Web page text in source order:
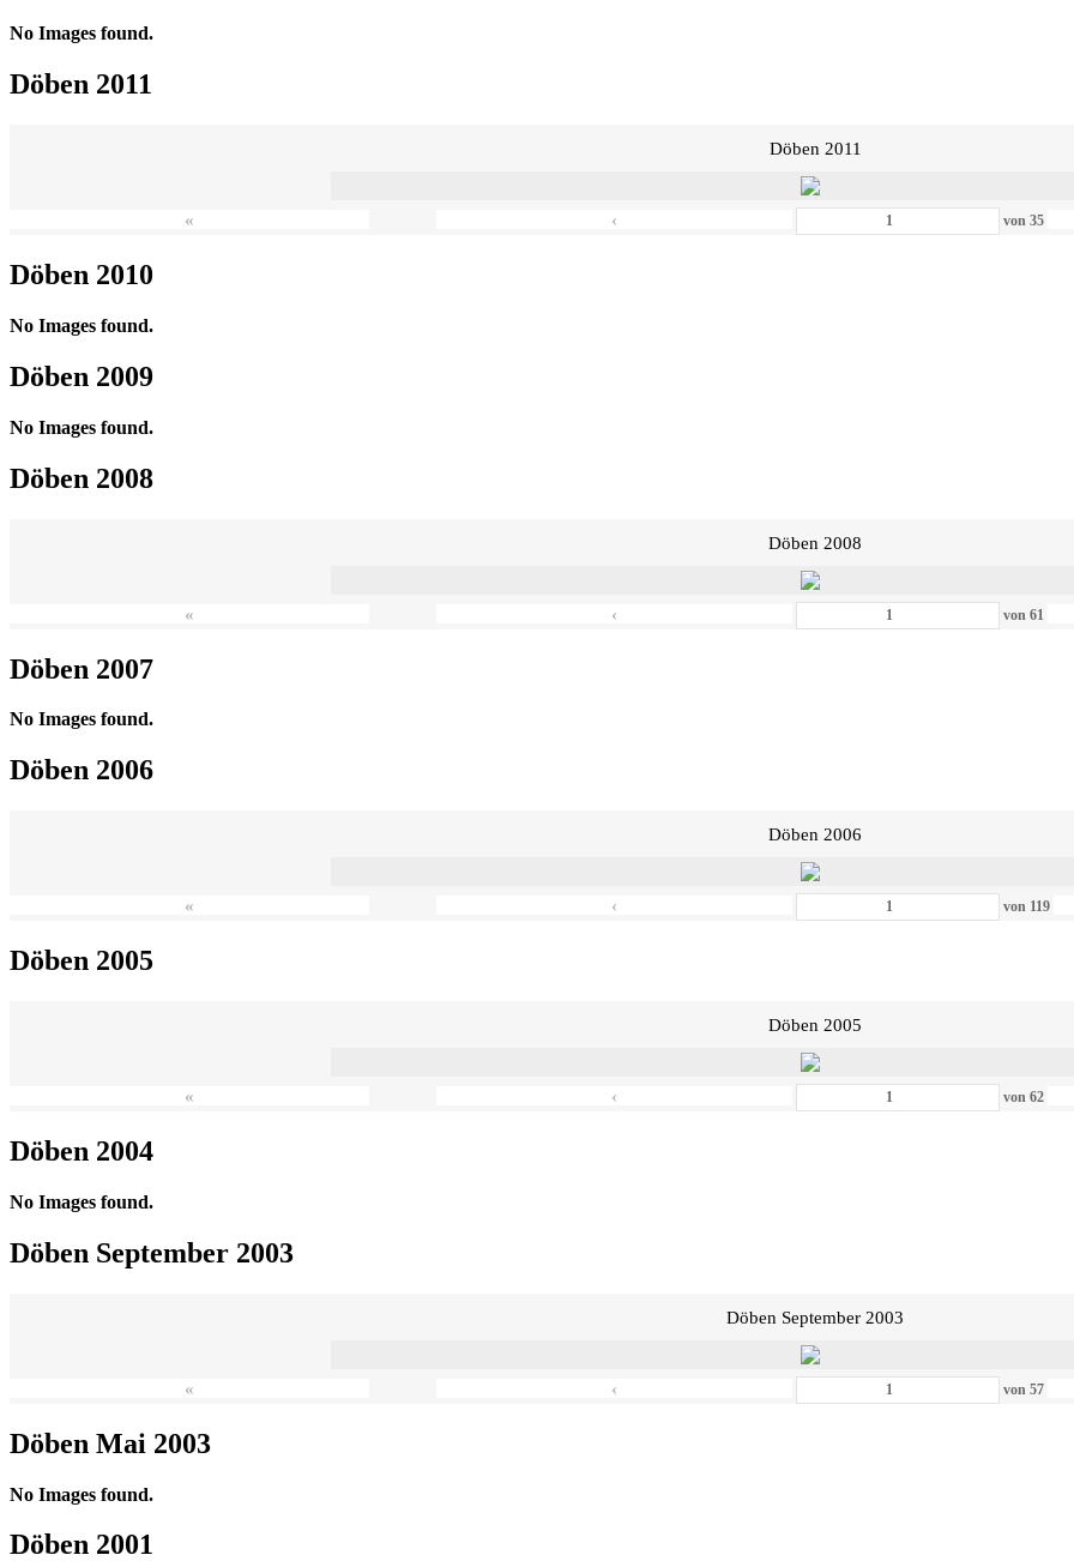
No Images found.
Döben 2011
Döben 2011
« ‹ von35
Döben 2010
No Images found.
Döben 2009
No Images found.
Döben 2008
Döben 2008
« ‹ von61
Döben 2007
No Images found.
Döben 2006
Döben 2006
« ‹ von 119
Döben 2005
Döben 2005
« ‹ von62
Döben 2004
No Images found.
Döben September 2003
Döben September 2003
« ‹ von57
Döben Mai 2003
No Images found.
Döben 2001